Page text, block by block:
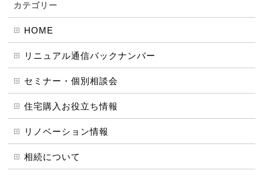
カテゴリー
HOME
リニュアル通信バックナンバー
セミナー・個別相談会
住宅購入お役立ち情報
リノベーション情報
相続について